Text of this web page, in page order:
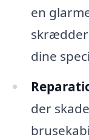
en
dine
der